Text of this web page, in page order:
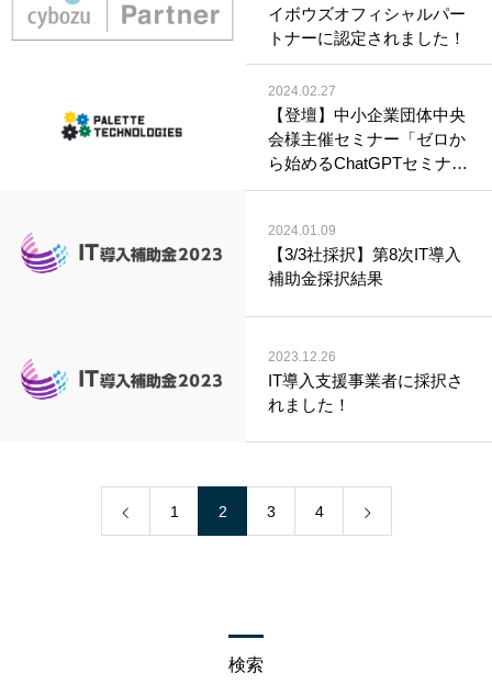
イボウズオフィシャルパー
トナーに認定されました！
2024.02.27
【登壇】中小企業団体中央
会様主催セミナー「ゼロか
ら始めるChatGPTセミナ
ー」＜2/22＞
2024.01.09
【3/3社採択】第8次IT導入
補助金採択結果
2023.12.26
IT導入支援事業者に採択さ
れました！
1 2 3 4
検索